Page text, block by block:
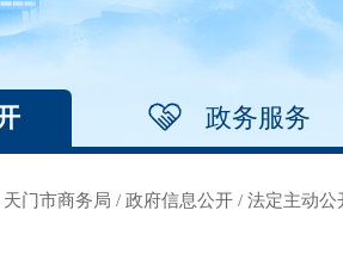
政务服务
天门市商务局 / 政府信息公开 / 法定主动公